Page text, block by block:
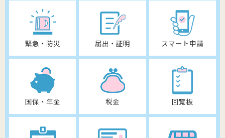
緊急・防災 届出・証明 スマート申請
国保・年金 税金 回覧板